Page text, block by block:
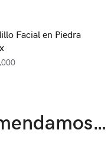
Facial en Piedra